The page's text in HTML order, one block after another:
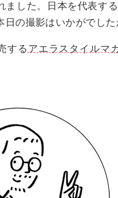
した。日本を代表す
の撮影はいかがでした
する アエラスタイルマ